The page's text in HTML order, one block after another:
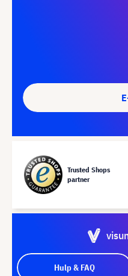
Trusted Shops
partner
Hulp & FAQ